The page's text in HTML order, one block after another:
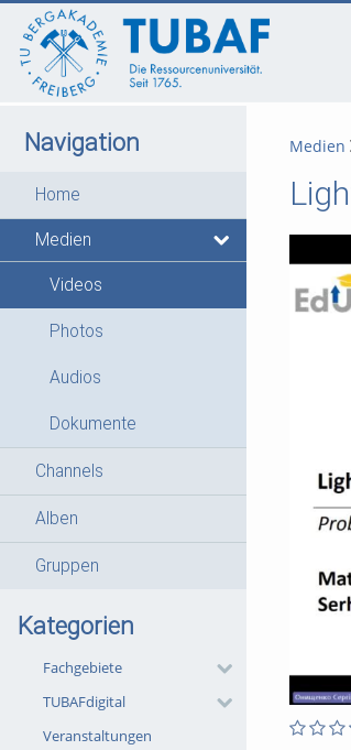
Navigation
Home
Medien
Videos
Photos
Audios
Dokumente
Channels
Alben
Gruppen
Kategorien
Fachgebiete
TUBAFdigital
Veranstaltungen
Medien